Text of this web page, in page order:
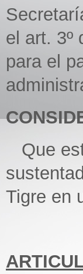
el art. 3º
para el
Que
Tigre en